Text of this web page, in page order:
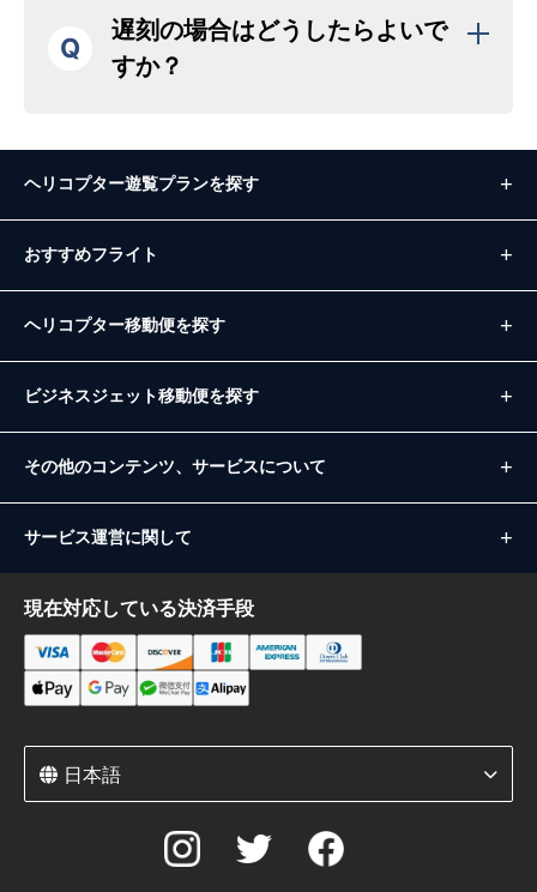
Q
遅刻の場合はどうしたらよいで
すか？
ヘリコプター遊覧プランを探す
おすすめフライト
ヘリコプター移動便を探す
ビジネスジェット移動便を探す
その他のコンテンツ、サービスについて
サービス運営に関して
現在対応している決済手段
日本語